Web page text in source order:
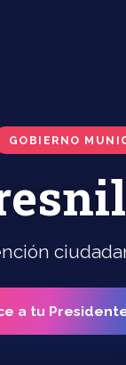
GOBIERNO
a tu